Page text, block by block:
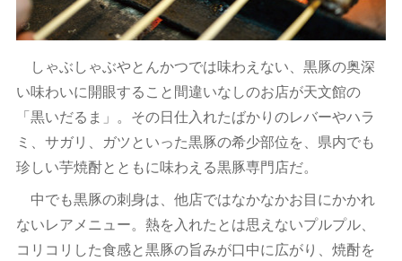
しゃぶしゃぶやとんかつでは味わえない、黒豚の奥深
い味わいに開眼すること間違いなしのお店が天文館の
「黒いだるま」。その日仕入れたばかりのレバーやハラ
ミ、サガリ、ガツといった黒豚の希少部位を、県内でも
珍しい芋焼酎とともに味わえる黒豚専門店だ。
中でも黒豚の刺身は、他店ではなかなかお目にかかれ
ないレアメニュー。熱を入れたとは思えないプルプル、
コリコリした食感と黒豚の旨みが口中に広がり、焼酎を